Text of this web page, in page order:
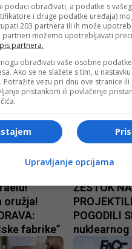
o IRANU,
bez dlake
CD
Bećirović
sam biti
zarad
oružja!
fabrike”
CD
ŽESTOK
POGODILI
podaci obrađivati, a podatke s
i druge podatke uređaja)
203 partnera ili ih može
partneri možemo upotrebljavati
partnera.
obrađivati vaše osobne
Ako se ne slažete s tim, u
Potražite vezu pri dnu ove stranice
pristankom ili povlačenje
Upravljanje opcijama